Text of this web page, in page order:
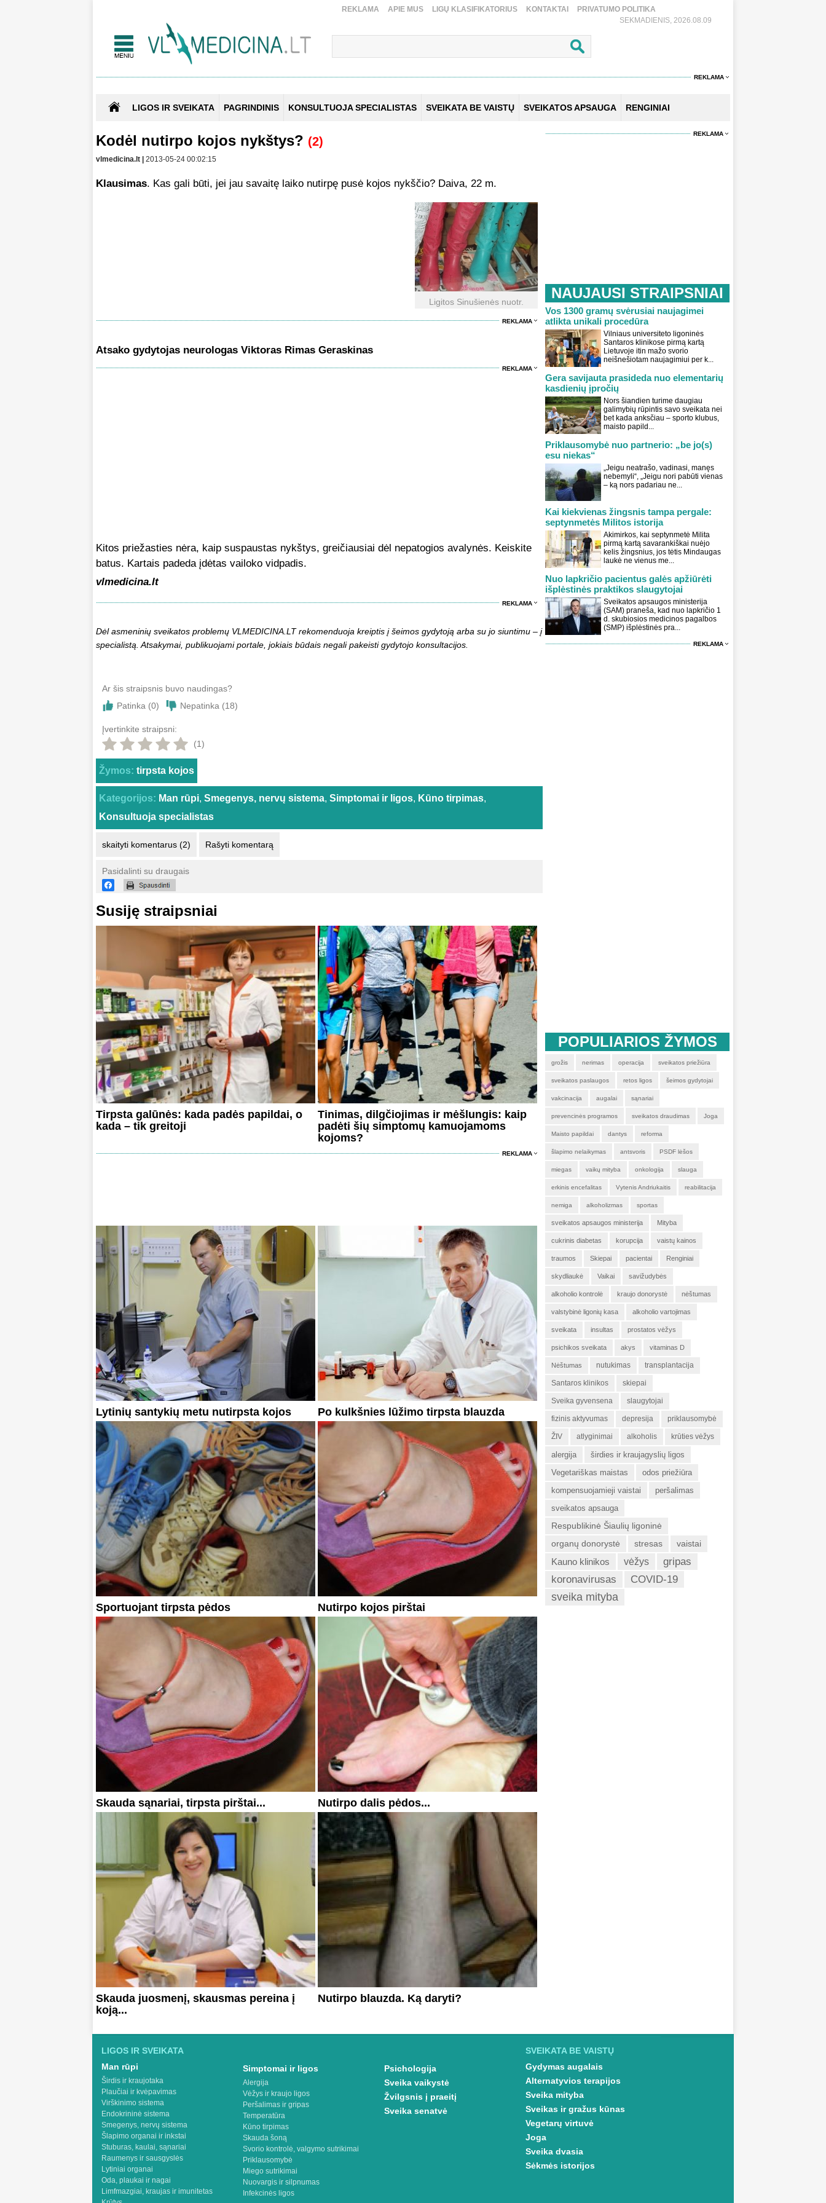
REKLAMA APIE MUS LIGŲ KLASIFIKATORIUS KONTAKTAI
PRIVATUMO POLITIKA
SEKMADIENIS, 2026.08.09
REKLAMA
LIGOS IR SVEIKATA PAGRINDINIS KONSULTUOJA SPECIALISTAS SVEIKATA BE VAISTŲ SVEIKATOS APSAUGA RENGINIAI
Kodėl nutirpo kojos nykštys? (2)
vlmedicina.lt | 2013-05-24 00:02:15
Klausimas. Kas gali būti, jei jau savaitę laiko nutirpę pusė kojos nykščio? Daiva, 22 m.
Ligitos Sinušienės nuotr.
REKLAMA
Atsako gydytojas neurologas Viktoras Rimas Geraskinas
REKLAMA
Kitos priežasties nėra, kaip suspaustas nykštys, greičiausiai dėl nepatogios avalynės. Keiskite
batus. Kartais padeda įdėtas vailoko vidpadis.
vlmedicina.lt
REKLAMA
Dėl asmeninių sveikatos problemų VLMEDICINA.LT rekomenduoja kreiptis į šeimos gydytoją arba su jo siuntimu – į
specialistą. Atsakymai, publikuojami portale, jokiais būdais negali pakeisti gydytojo konsultacijos.
Ar šis straipsnis buvo naudingas?
Patinka (0) Nepatinka (18)
Įvertinkite straipsni:
(1)
Žymos: tirpsta kojos
Kategorijos: Man rūpi, Smegenys, nervų sistema, Simptomai ir ligos, Kūno tirpimas,
Konsultuoja specialistas
skaityti komentarus (2) Rašyti komentarą
Pasidalinti su draugais
Susiję straipsniai
Tirpsta galūnės: kada padės papildai, o
kada – tik greitoji
Tinimas, dilgčiojimas ir mėšlungis: kaip
padėti šių simptomų kamuojamoms
kojoms?
REKLAMA
Lytinių santykių metu nutirpsta kojos Po kulkšnies lūžimo tirpsta blauzda
Sportuojant tirpsta pėdos Nutirpo kojos pirštai
Skauda sąnariai, tirpsta pirštai... Nutirpo dalis pėdos...
Skauda juosmenį, skausmas pereina į
koją...
Nutirpo blauzda. Ką daryti?
REKLAMA
NAUJAUSI STRAIPSNIAI
Vos 1300 gramų svėrusiai naujagimei
atlikta unikali procedūra
Vilniaus universiteto ligoninės
Santaros klinikose pirmą kartą
Lietuvoje itin mažo svorio
neišnešiotam naujagimiui per k...
Gera savijauta prasideda nuo elementarių
kasdienių įpročių
Nors šiandien turime daugiau
galimybių rūpintis savo sveikata nei
bet kada anksčiau – sporto klubus,
maisto papild...
Priklausomybė nuo partnerio: „be jo(s)
esu niekas“
„Jeigu neatrašo, vadinasi, manęs
nebemyli“, „Jeigu nori pabūti vienas
– ką nors padariau ne...
Kai kiekvienas žingsnis tampa pergale:
septynmetės Militos istorija
Akimirkos, kai septynmetė Milita
pirmą kartą savarankiškai nuėjo
kelis žingsnius, jos tėtis Mindaugas
laukė ne vienus me...
Nuo lapkričio pacientus galės apžiūrėti
išplėstinės praktikos slaugytojai
Sveikatos apsaugos ministerija
(SAM) praneša, kad nuo lapkričio 1
d. skubiosios medicinos pagalbos
(SMP) išplėstinės pra...
REKLAMA
POPULIARIOS ŽYMOS
grožis nerimas operacija sveikatos priežiūra
sveikatos paslaugos retos ligos šeimos gydytojai
vakcinacija augalai sąnariai
prevencinės programos sveikatos draudimas Joga
Maisto papildai dantys reforma
šlapimo nelaikymas antsvoris PSDF lėšos
miegas vaikų mityba onkologija slauga
erkinis encefalitas Vytenis Andriukaitis reabilitacija
nemiga alkoholizmas sportas
sveikatos apsaugos ministerija Mityba
cukrinis diabetas korupcija vaistų kainos
traumos Skiepai pacientai Renginiai
skydliaukė Vaikai savižudybės
alkoholio kontrolė kraujo donorystė nėštumas
valstybinė ligonių kasa alkoholio vartojimas
sveikata insultas prostatos vėžys
psichikos sveikata akys vitaminas D
Nėštumas nutukimas transplantacija
Santaros klinikos skiepai
Sveika gyvensena slaugytojai
fizinis aktyvumas depresija priklausomybė
ŽIV atlyginimai alkoholis krūties vėžys
alergija
širdies ir kraujagyslių ligos
Vegetariškas maistas
odos priežiūra
kompensuojamieji vaistai
peršalimas
sveikatos apsauga
Respublikinė Šiaulių ligoninė
organų donorystė
stresas vaistai
Kauno klinikos vėžys
gripas
koronavirusas
COVID-19
sveika mityba
LIGOS IR SVEIKATA
Man rūpi
Širdis ir kraujotaka
Plaučiai ir kvėpavimas
Virškinimo sistema
Endokrininė sistema
Smegenys, nervų sistema
Šlapimo organai ir inkstai
Stuburas, kaulai, sąnariai
Raumenys ir sausgyslės
Lytiniai organai
Oda, plaukai ir nagai
Limfmazgiai, kraujas ir imunitetas
Simptomai ir ligos
Alergija
Vėžys ir kraujo ligos
Peršalimas ir gripas
Temperatūra
Kūno tirpimas
Skauda šoną
Svorio kontrolė, valgymo sutrikimai
Priklausomybė
Miego sutrikimai
Nuovargis ir silpnumas
Infekcinės ligos
Psichologija
Sveika vaikystė
Žvilgsnis į praeitį
Sveika senatvė
SVEIKATA BE VAISTŲ
Gydymas augalais
Alternatyvios terapijos
Sveika mityba
Sveikas ir gražus kūnas
Vegetarų virtuvė
Joga
Sveika dvasia
Sėkmės istorijos